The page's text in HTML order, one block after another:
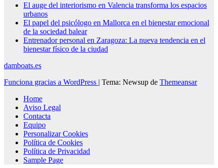
El auge del interiorismo en Valencia transforma los espacios
urbanos
El papel del psicólogo en Mallorca en el bienestar emocional
de la sociedad balear
Entrenador personal en Zaragoza: La nueva tendencia en el
bienestar físico de la ciudad
damboats.es
Funciona gracias a WordPress | Tema: Newsup de Themeansar
Home
Aviso Legal
Contacta
Equipo
Personalizar Cookies
Política de Cookies
Política de Privacidad
Sample Page